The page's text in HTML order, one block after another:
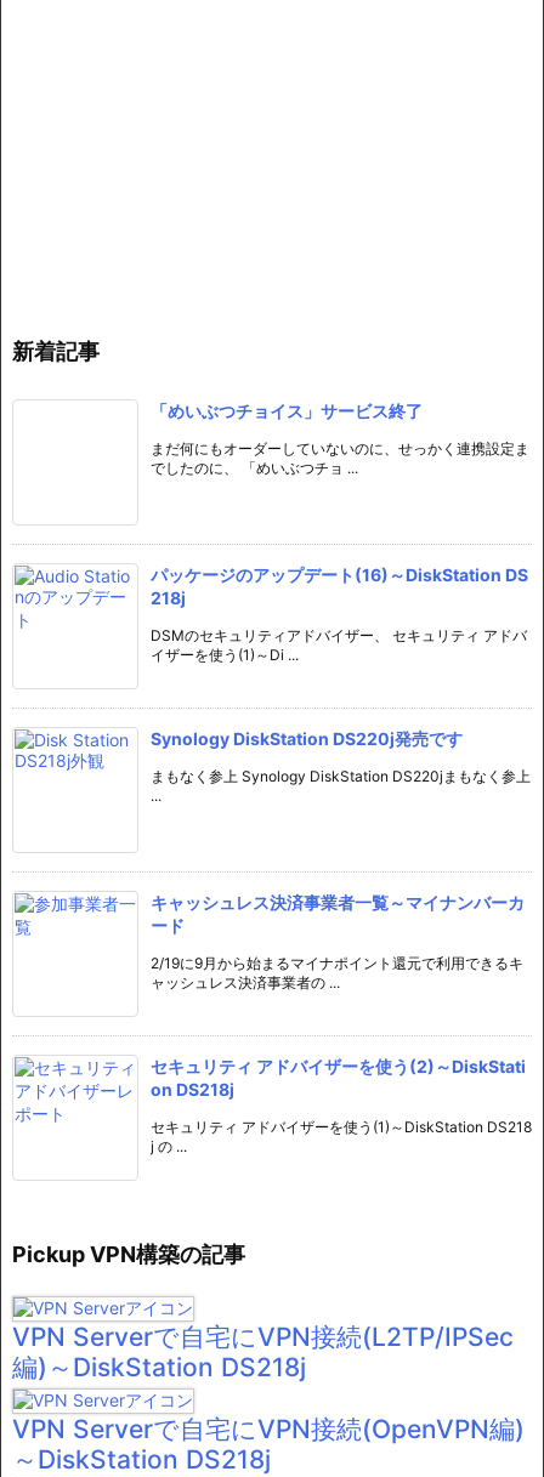
新着記事
「めいぶつチョイス」サービス終了
まだ何にもオーダーしていないのに、せっかく連携設定ま
でしたのに、 「めいぶつチョ ...
パッケージのアップデート(16)～DiskStation DS
218j
DSMのセキュリティアドバイザー、 セキュリティ アドバ
イザーを使う(1)～Di ...
Synology DiskStation DS220j発売です
まもなく参上 Synology DiskStation DS220jまもなく参上
...
キャッシュレス決済事業者一覧～マイナンバーカ
ード
2/19に9月から始まるマイナポイント還元で利用できるキ
ャッシュレス決済事業者の ...
セキュリティ アドバイザーを使う(2)～DiskStati
on DS218j
セキュリティ アドバイザーを使う(1)～DiskStation DS218
j の ...
Pickup VPN構築の記事
VPN Serverで自宅にVPN接続(L2TP/IPSec
編)～DiskStation DS218j
VPN Serverで自宅にVPN接続(OpenVPN編)
～DiskStation DS218j